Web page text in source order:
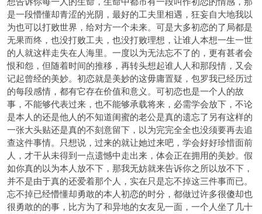
是一段懵懂却青涩的光阴，最好的工夫里相遇，狂妄自大地我以
为也可以打败世界，给对方一个未来。可是大多初恋的了局都是
无果而终，也没打败工夫，也没打败理想，让谁人本想一生一世
的人就这样走失在人海里。一度以为无法忘不了的，更有甚者会
恨和怨，但随着时间的推移，再转头想起谁人人和那段情，又会
记起曾经的美妙。初恋就是美妙的这毋庸置疑，包罗我已经历过
的每段感情，都有它存在价值和意义。可初恋也是一个人的故
事，不能够代表过来，也不能够承载将来，必需学会放下，不论
是本人的还是他人的不知道闺蜜的老公是真的遗忘了另有这样的
一张大头贴还是真的不刻意留下，以为完完全全也没须要再去追
查这件事情。只想说，过来的就让她过来吧，学会好好珍惜面前
人，才干从未得到一点遗憾中走出来，体会正在拥用的美妙。假
如你真的以为本人放不下，那我无妨就来告诉你之所以放不下，
并不是由于真的还爱着那个人，实在只是忘不掉这三件事而已。
忘不掉已经懵懂却勇敢的本人初恋的时分，都做过许多很傻却也
很勇敢的的事，比方为了和异地的女友见一面，一个人坐了几十